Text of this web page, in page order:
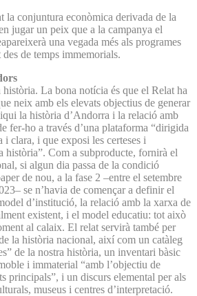
la conjuntura econòmica derivada de la
jugar un peix que a la campanya el
una vegada més als programes
de temps immemorials.
història. La bona notícia és que el Relat ha
neix amb els elevats objectius de generar
la història d’Andorra i la relació amb
fer-ho a través d’una plataforma “dirigida
i clara, i que exposi les certeses i
història”. Com a subproducte, fornirà el
si algun dia passa de la condició
de nou, a la fase 2 –entre el setembre
se n’havia de començar a definir el
d’institució, la relació amb la xarxa de
existent, i el model educatiu: tot això
al calaix. El relat servirà també per
la història nacional, així com un catàleg
de la nostra història, un inventari bàsic
i immaterial “amb l’objectiu de
principals”, i un discurs elemental per als
museus i centres d’interpretació.